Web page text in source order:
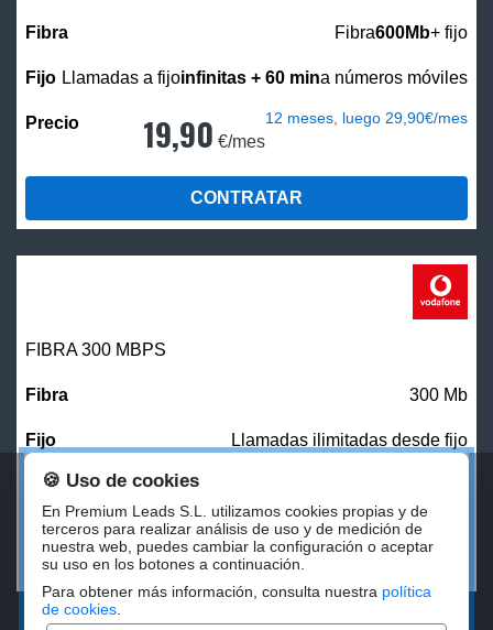
Fibra600Mb+ fijo
Llamadas a fijoinfinitas + 60 mina números móviles
19,90 €/mes
12 meses, luego 29,90€/mes
CONTRATAR
FIBRA 300 MBPS
300 Mb
Llamadas ilimitadas desde fijo
27,00 €/mes
CONTRATAR
🍪 Uso de cookies
En Premium Leads S.L. utilizamos cookies propias y de
terceros para realizar análisis de uso y de medición de
nuestra web, puedes cambiar la configuración o aceptar
su uso en los botones a continuación.
Para obtener más información, consulta nuestra política
de cookies